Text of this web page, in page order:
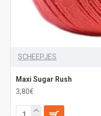
SCHEEPJES
Maxi Sugar Rush
3,80€